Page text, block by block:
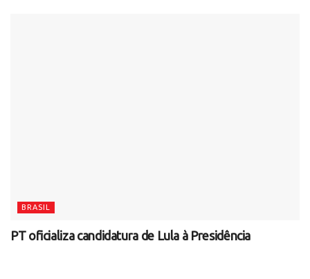
BRASIL
PT oficializa candidatura de Lula à Presidência